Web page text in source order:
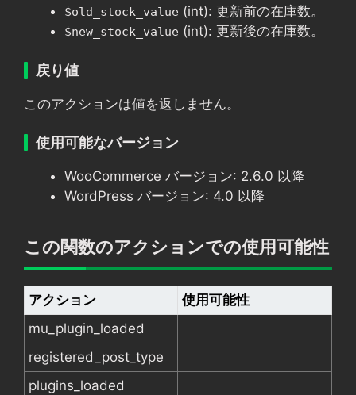
$old_stock_value (int): 更新前の在庫数。
$new_stock_value (int): 更新後の在庫数。
戻り値
このアクションは値を返しません。
使用可能なバージョン
WooCommerce バージョン: 2.6.0 以降
WordPress バージョン: 4.0 以降
この関数のアクションでの使用可能性
アクション
使用可能性
mu_plugin_loaded
registered_post_type
plugins_loaded